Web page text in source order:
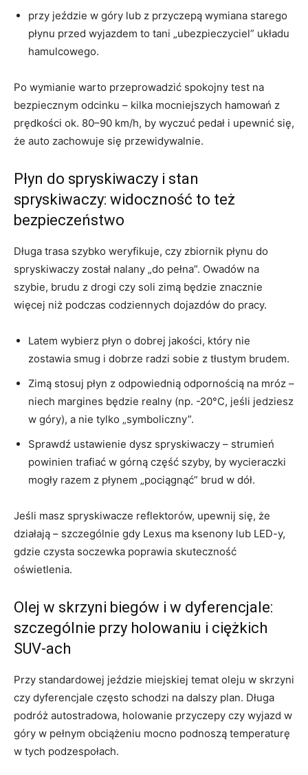
przy jeździe w góry lub z przyczepą wymiana starego
płynu przed wyjazdem to tani „ubezpieczyciel” układu
hamulcowego.
Po wymianie warto przeprowadzić spokojny test na
bezpiecznym odcinku – kilka mocniejszych hamowań z
prędkości ok. 80–90 km/h, by wyczuć pedał i upewnić się,
że auto zachowuje się przewidywalnie.
Płyn do spryskiwaczy i stan
spryskiwaczy: widoczność to też
bezpieczeństwo
Długa trasa szybko weryfikuje, czy zbiornik płynu do
spryskiwaczy został nalany „do pełna”. Owadów na
szybie, brudu z drogi czy soli zimą będzie znacznie
więcej niż podczas codziennych dojazdów do pracy.
Latem wybierz płyn o dobrej jakości, który nie
zostawia smug i dobrze radzi sobie z tłustym brudem.
Zimą stosuj płyn z odpowiednią odpornością na mróz –
niech margines będzie realny (np. -20°C, jeśli jedziesz
w góry), a nie tylko „symboliczny”.
Sprawdź ustawienie dysz spryskiwaczy – strumień
powinien trafiać w górną część szyby, by wycieraczki
mogły razem z płynem „pociągnąć” brud w dół.
Jeśli masz spryskiwacze reflektorów, upewnij się, że
działają – szczególnie gdy Lexus ma ksenony lub LED-y,
gdzie czysta soczewka poprawia skuteczność
oświetlenia.
Olej w skrzyni biegów i w dyferencjale:
szczególnie przy holowaniu i ciężkich
SUV-ach
Przy standardowej jeździe miejskiej temat oleju w skrzyni
czy dyferencjale często schodzi na dalszy plan. Długa
podróż autostradowa, holowanie przyczepy czy wyjazd w
góry w pełnym obciążeniu mocno podnoszą temperaturę
w tych podzespołach.